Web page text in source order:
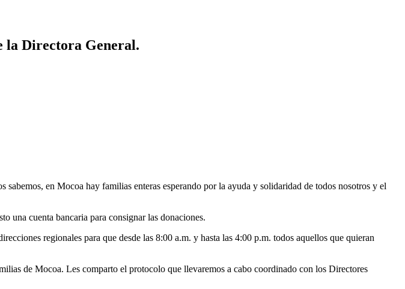
la Directora General.
en Mocoa hay familias enteras esperando por la ayuda y solidaridad de todos nosotros y el
una cuenta bancaria para consignar las donaciones.
regionales para que desde las 8:00 a.m. y hasta las 4:00 p.m. todos aquellos que quieran
de Mocoa. Les comparto el protocolo que llevaremos a cabo coordinado con los Directores